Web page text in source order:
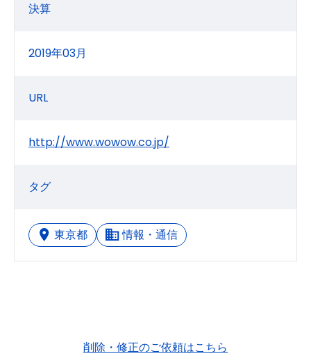
決算
2019年03月
URL
http://www.wowow.co.jp/
タグ
東京都 情報・通信
削除・修正のご依頼はこちら